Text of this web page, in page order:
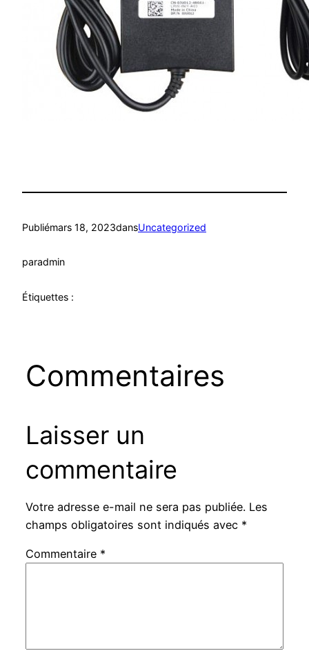
Publiémars 18, 2023dansUncategorized
paradmin
Étiquettes :
Commentaires
Laisser un
commentaire
Votre adresse e-mail ne sera pas publiée. Les
champs obligatoires sont indiqués avec *
Commentaire *